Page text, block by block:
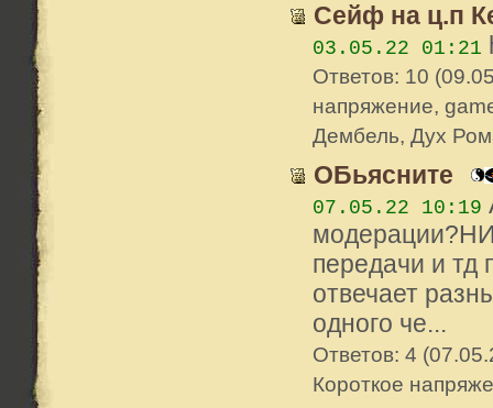
Сейф на ц.п
03.05.22 01:21
Ответов: 10
напряжение,
Дембель, Дух
ОБьясните
07.05.22 10:19
передачи и тд
отвечает
одного че...
Ответов: 4
Короткое